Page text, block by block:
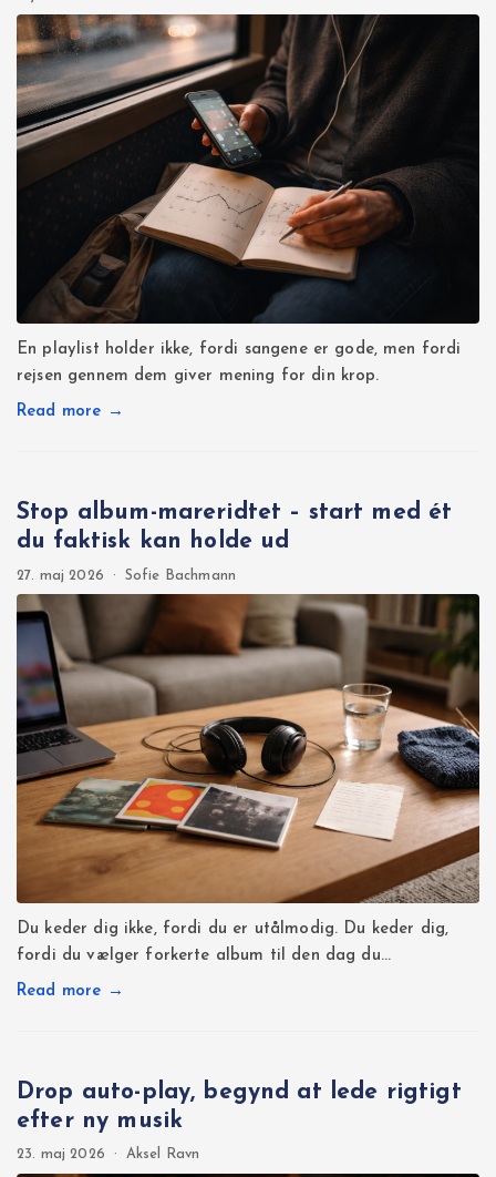
En playlist holder ikke, fordi sangene er gode, men fordi
rejsen gennem dem giver mening for din krop.
Read more →
Stop album-mareridtet – start med ét
du faktisk kan holde ud
27. maj 2026 · Sofie Bachmann
Du keder dig ikke, fordi du er utålmodig. Du keder dig,
fordi du vælger forkerte album til den dag du…
Read more →
Drop auto-play, begynd at lede rigtigt
efter ny musik
23. maj 2026 · Aksel Ravn